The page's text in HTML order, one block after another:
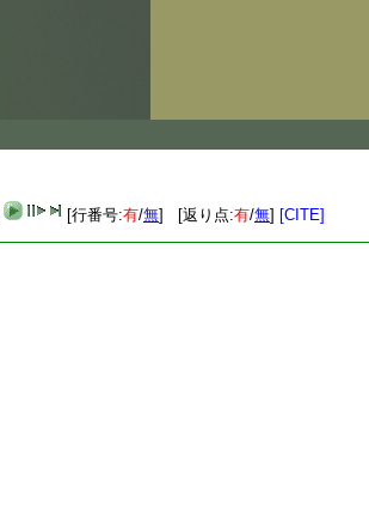
[行番号:有/無] [返り点:有/無] [CITE]